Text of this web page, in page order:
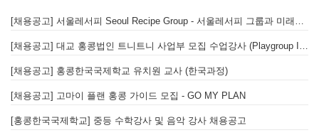
[채용공고] 서울레서피 Seoul Recipe Group - 서울레서피 그룹과 미래를 함께할 유능한 인재를 모십니다
[채용공고] 대교 홍콩법인 트니트니 사업부 모집 수업강사 (Playgroup Instructor)
[채용공고] 홍콩한국국제학교 유치원 교사 (한국과정)
[채용공고] 고마이 플랜 홍콩 가이드 모집 - GO MY PLAN
[홍콩한국국제학교] 중등 수학강사 및 음악 강사 채용공고